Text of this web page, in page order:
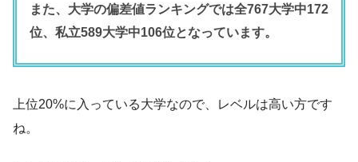
また、大学の偏差値ランキングでは全767大学中172
位、私立589大学中106位となっています。
上位20%に入っている大学なので、レベルは高い方です
ね。